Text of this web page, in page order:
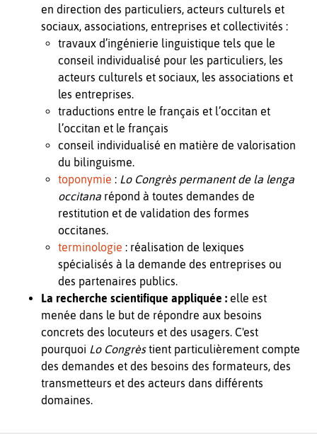
en direction des particuliers, acteurs culturels et
sociaux, associations, entreprises et collectivités :
travaux d’ingénierie linguistique tels que le
conseil individualisé pour les particuliers, les
acteurs culturels et sociaux, les associations et
les entreprises.
traductions entre le français et l’occitan et
l’occitan et le français
conseil individualisé en matière de valorisation
du bilinguisme.
toponymie : Lo Congrès permanent de la lenga
occitana répond à toutes demandes de
restitution et de validation des formes
occitanes.
terminologie : réalisation de lexiques
spécialisés à la demande des entreprises ou
des partenaires publics.
La recherche scientifique appliquée : elle est
menée dans le but de répondre aux besoins
concrets des locuteurs et des usagers. C'est
pourquoi Lo Congrèstient particulièrement compte
des demandes et des besoins des formateurs, des
transmetteurs et des acteurs dans différents
domaines.